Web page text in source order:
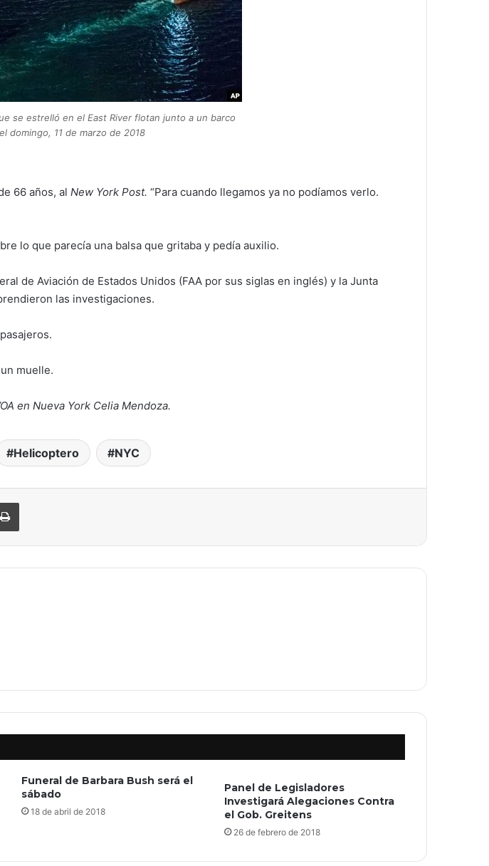
se estrelló en el East River flotan junto a un barco
domingo, 11 de marzo de 2018
66 años, al New York Post. “Para cuando llegamos ya no podíamos verlo.
lo que parecía una balsa que gritaba y pedía auxilio.
de Aviación de Estados Unidos (FAA por sus siglas en inglés) y la Junta
las investigaciones.
muelle.
en Nueva York Celia Mendoza.
Helicoptero NYC
Funeral de Barbara Bush será el
sábado
18 de abril de 2018
Panel de Legisladores
Investigará Alegaciones Contra
el Gob. Greitens
26 de febrero de 2018